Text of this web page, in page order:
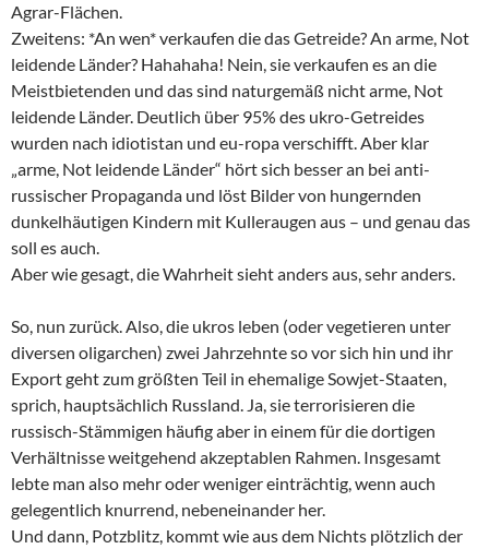
Agrar-Flächen.
Zweitens: *An wen* verkaufen die das Getreide? An arme, Not
leidende Länder? Hahahaha! Nein, sie verkaufen es an die
Meistbietenden und das sind naturgemäß nicht arme, Not
leidende Länder. Deutlich über 95% des ukro-Getreides
wurden nach idiotistan und eu-ropa verschifft. Aber klar
„arme, Not leidende Länder“ hört sich besser an bei anti-
russischer Propaganda und löst Bilder von hungernden
dunkelhäutigen Kindern mit Kulleraugen aus – und genau das
soll es auch.
Aber wie gesagt, die Wahrheit sieht anders aus, sehr anders.
So, nun zurück. Also, die ukros leben (oder vegetieren unter
diversen oligarchen) zwei Jahrzehnte so vor sich hin und ihr
Export geht zum größten Teil in ehemalige Sowjet-Staaten,
sprich, hauptsächlich Russland. Ja, sie terrorisieren die
russisch-Stämmigen häufig aber in einem für die dortigen
Verhältnisse weitgehend akzeptablen Rahmen. Insgesamt
lebte man also mehr oder weniger einträchtig, wenn auch
gelegentlich knurrend, nebeneinander her.
Und dann, Potzblitz, kommt wie aus dem Nichts plötzlich der